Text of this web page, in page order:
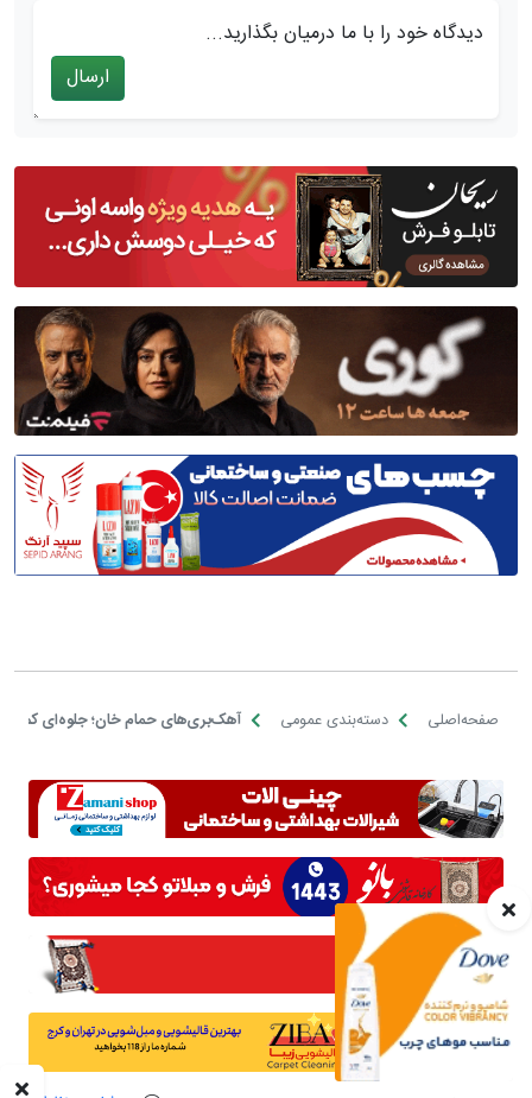
دیدگاه خود را با ما درمیان بگذارید...
ارسال